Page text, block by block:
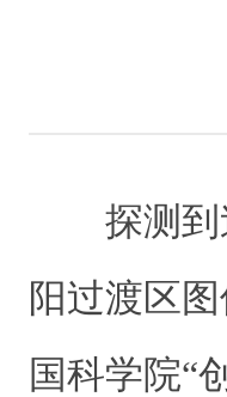
探测到迄
阳过渡区
国科学院“